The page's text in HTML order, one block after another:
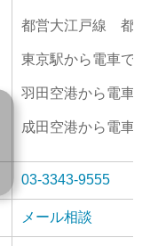
都営大江戸線 都
東京駅から電車で
羽田空港から電車
成田空港から電車
03-3343-9555
メール相談